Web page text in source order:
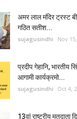
अमर लाल मंदिर ट्रस्ट
गठित सतीश...
sujagusindhi Nov
प्रदीप गेहानि, भारतीय
आगामी कार्यक्रमो...
sujagusindhi Oct 4,
13वां राष्ट्रीय मतदाता